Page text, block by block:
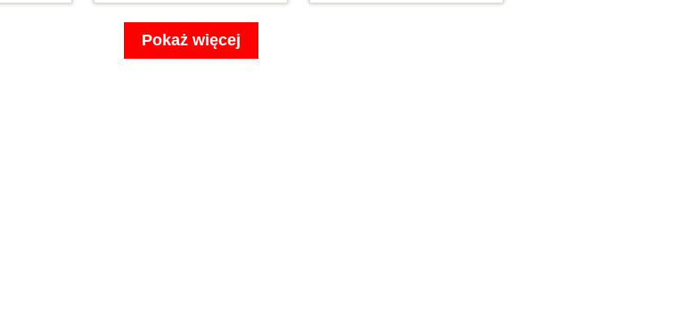
Pokaż więcej